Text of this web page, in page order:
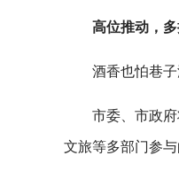
高位推动，
酒香也怕巷
市委、市政
文旅等多部门参